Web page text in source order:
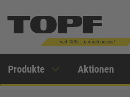
Produkte Aktionen